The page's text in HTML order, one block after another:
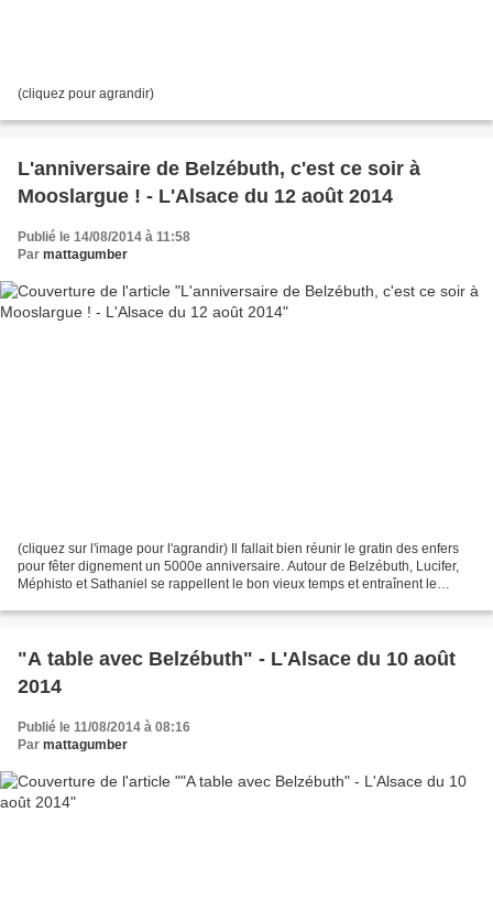
(cliquez pour agrandir)
L'anniversaire de Belzébuth, c'est ce soir à
Mooslargue ! - L'Alsace du 12 août 2014
Publié le 14/08/2014 à 11:58
Par mattagumber
(cliquez sur l'image pour l'agrandir) Il fallait bien réunir le gratin des enfers
pour fêter dignement un 5000e anniversaire. Autour de Belzébuth, Lucifer,
Méphisto et Sathaniel se rappellent le bon vieux temps et entraînent le
"A table avec Belzébuth" - L'Alsace du 10 août
2014
Publié le 11/08/2014 à 08:16
Par mattagumber